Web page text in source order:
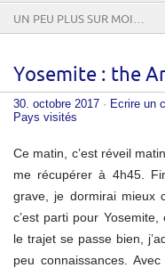
UN PEU PLUS SUR MOI…
Yosemite : the
30. octobre 2017 · Ecrire un
Pays visités
Ce matin, c’est réveil
me récupérer à 4h45.
grave, je dormirai mieux
c’est parti pour
le trajet se passe bien,
peu connaissances.